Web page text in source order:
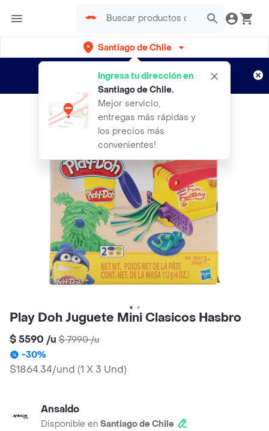
Santiago de Chile
Ingresa tu dirección en
Santiago de Chile.
Mejor servicio,
entregas más rápidas y
los precios más
convenientes!
envíos gratis por semanas
Aplican TyC
Play Doh Juguete Mini Clasicos Hasbro
$ 5590 /u $ 7990/u
-30%
$1864.34/und (1 X 3 Und)
Ansaldo
Disponible en Santiago de Chile